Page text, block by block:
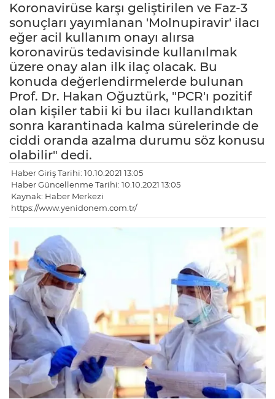
Koronavirüse karşı geliştirilen ve Faz-3
sonuçları yayımlanan 'Molnupiravir' ilacı
eğer acil kullanım onayı alırsa
koronavirüs tedavisinde kullanılmak
üzere onay alan ilk ilaç olacak. Bu
konuda değerlendirmelerde bulunan
Prof. Dr. Hakan Oğuztürk, "PCR'ı pozitif
olan kişiler tabii ki bu ilacı kullandıktan
sonra karantinada kalma sürelerinde de
ciddi oranda azalma durumu söz konusu
olabilir" dedi.
Haber Giriş Tarihi: 10.10.2021 13:05
Haber Güncellenme Tarihi: 10.10.2021 13:05
Kaynak: Haber Merkezi
https://www.yenidonem.com.tr/